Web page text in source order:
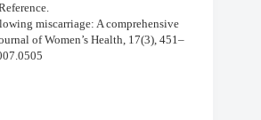
miscarriage: A comprehensive
of Women’s Health, 17(3), 451–